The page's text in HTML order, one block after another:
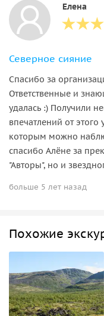
Елена
Северное сияние
Спасибо за
Ответственные и
удалась :) Получили
впечатлений от
которым можно
спасибо Алёне за
"Авторы", но и
больше 5 лет назад
Похожие